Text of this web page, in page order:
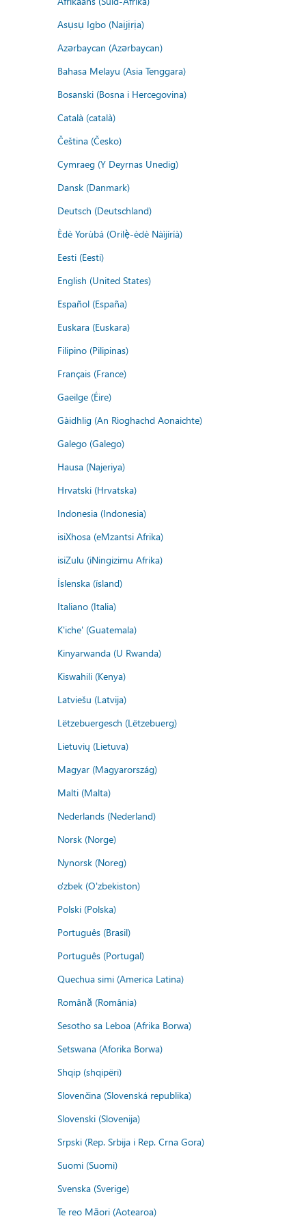
Asụsụ Igbo (Naịjịrịa)
Azərbaycan (Azərbaycan)
Bahasa Melayu (Asia Tenggara)
Bosanski (Bosna i Hercegovina)
Català (català)
Čeština (Česko)
Cymraeg (Y Deyrnas Unedig)
Dansk (Danmark)
Deutsch (Deutschland)
Èdè Yorùbá (Orilẹ̀-èdè Nàìjíríà)
Eesti (Eesti)
English (United States)
Español (España)
Euskara (Euskara)
Filipino (Pilipinas)
Français (France)
Gaeilge (Éire)
Gàidhlig (An Rìoghachd Aonaichte)
Galego (Galego)
Hausa (Najeriya)
Hrvatski (Hrvatska)
Indonesia (Indonesia)
isiXhosa (eMzantsi Afrika)
isiZulu (iNingizimu Afrika)
Íslenska (ísland)
Italiano (Italia)
K'iche' (Guatemala)
Kinyarwanda (U Rwanda)
Kiswahili (Kenya)
Latviešu (Latvija)
Lëtzebuergesch (Lëtzebuerg)
Lietuvių (Lietuva)
Magyar (Magyarország)
Malti (Malta)
Nederlands (Nederland)
Norsk (Norge)
Nynorsk (Noreg)
o'zbek (O'zbekiston)
Polski (Polska)
Português (Brasil)
Português (Portugal)
Quechua simi (America Latina)
Română (România)
Sesotho sa Leboa (Afrika Borwa)
Setswana (Aforika Borwa)
Shqip (shqipëri)
Slovenčina (Slovenská republika)
Slovenski (Slovenija)
Srpski (Rep. Srbija i Rep. Crna Gora)
Suomi (Suomi)
Svenska (Sverige)
Te reo Māori (Aotearoa)